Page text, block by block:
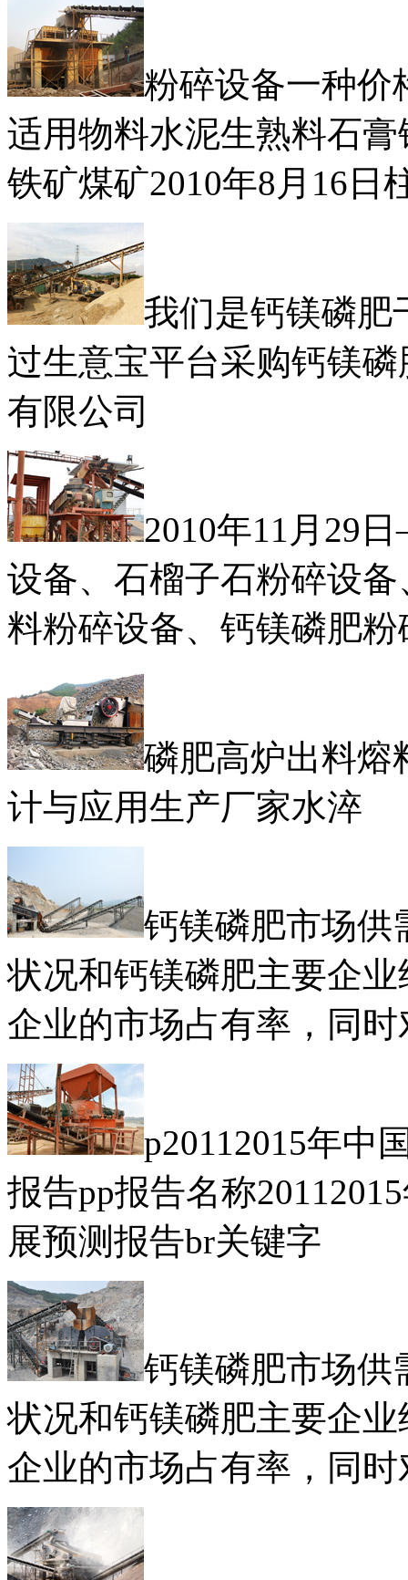
粉碎设备一种价
适用物料水泥生熟料石
铁矿煤矿2010年8月16日
我们是钙镁磷肥
过生意宝平台采购钙镁
有限公司
2010年11月29
设备、石榴子石粉碎设
料粉碎设备、钙镁磷肥
磷肥高炉出料熔
计与应用生产厂家水淬
钙镁磷肥市场供
状况和钙镁磷肥主要企
企业的市场占有率，同
p20112015年中
报告pp报告名称
展预测报告br关键字
钙镁磷肥市场供
状况和钙镁磷肥主要企
企业的市场占有率，同